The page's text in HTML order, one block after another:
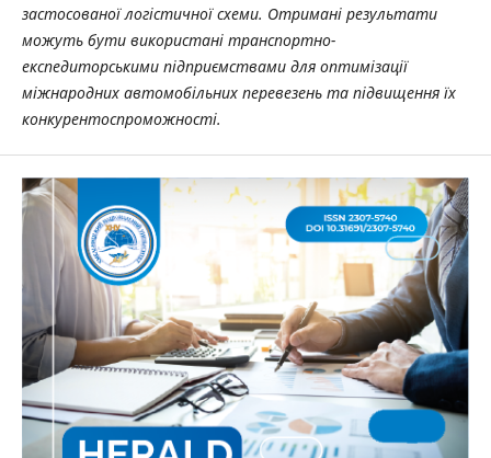
застосованої логістичної схеми. Отримані результати
можуть бути використані транспортно-
експедиторськими підприємствами для оптимізації
міжнародних автомобільних перевезень та підвищення їх
конкурентоспроможності.